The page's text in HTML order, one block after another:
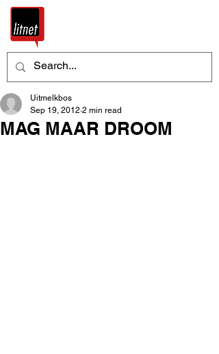
MAG MAAR DROOM
Uitmelkbos
Sep 19, 2012 2 min read